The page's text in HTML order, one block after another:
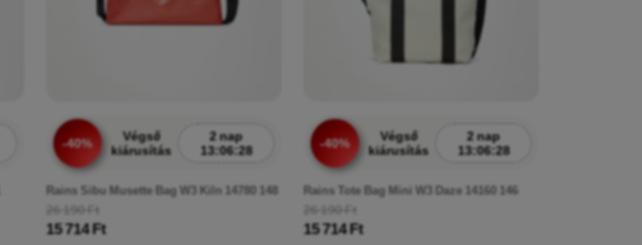
-40%
Végső
kiárusítás
2 nap
13:06:26
Rains Sibu Musette Bag W3 Kiln 14780 148
26 190 Ft
15 714 Ft
-40%
Végső
kiárusítás
2 nap
13:06:26
Rains Tote Bag Mini W3 Daze 14160 146
26 190 Ft
15 714 Ft